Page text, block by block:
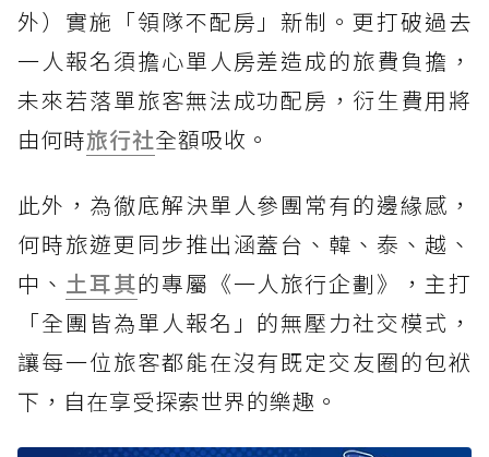
外）實施「領隊不配房」新制。更打破過去
一人報名須擔心單人房差造成的旅費負擔，
未來若落單旅客無法成功配房，衍生費用將
由何時旅行社全額吸收。
此外，為徹底解決單人參團常有的邊緣感，
何時旅遊更同步推出涵蓋台、韓、泰、越、
中、 土耳其的專屬《一人旅行企劃》，主打
「全團皆為單人報名」的無壓力社交模式，
讓每一位旅客都能在沒有既定交友圈的包袱
下，自在享受探索世界的樂趣。